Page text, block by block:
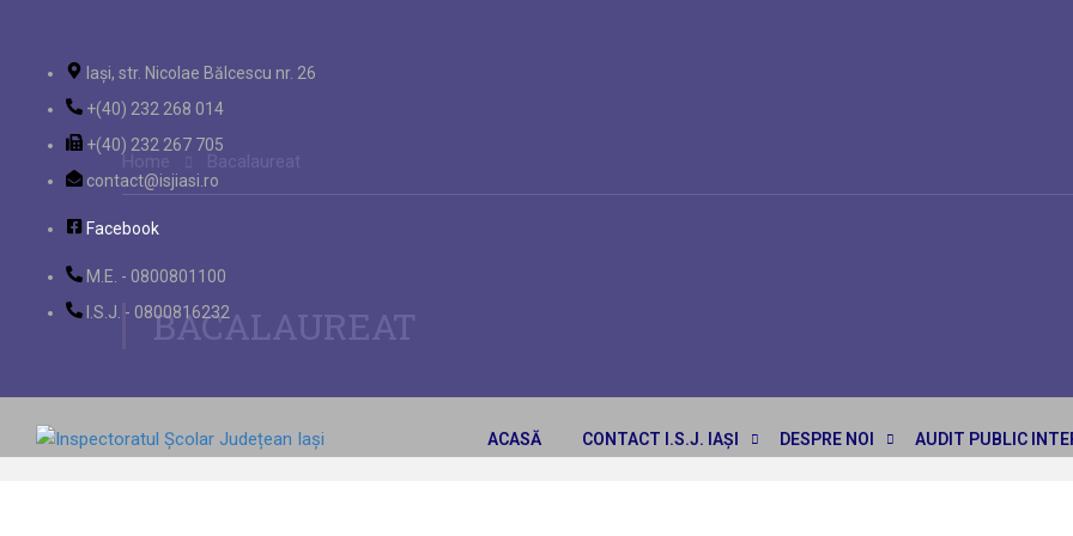
Iași, str. Nicolae Bălcescu nr. 26
+(40) 232 268 014
+(40) 232 267 705
contact@isjiasi.ro
Facebook
M.E. - 0800801100
I.S.J. - 0800816232
ACASĂ CONTACT I.S.J. IAȘI DESPRE NOI AUDIT PUBLIC
Home Bacalaureat
BACALAUREAT